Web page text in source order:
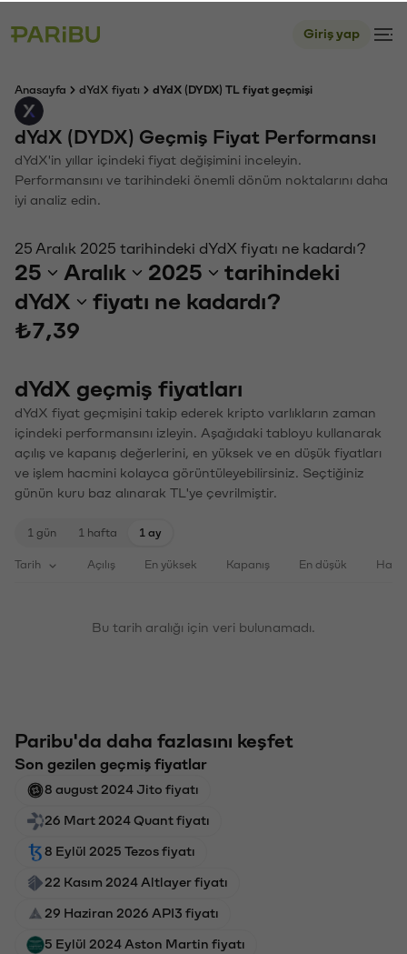
Giriş yap
Anasayfa dYdX fiyatı dYdX (DYDX) TL fiyat geçmişi
dYdX (DYDX) Geçmiş Fiyat Performansı
dYdX'in yıllar içindeki fiyat değişimini inceleyin.
Performansını ve tarihindeki önemli dönüm noktalarını daha
iyi analiz edin.
25 Aralık 2025 tarihindeki dYdX fiyatı ne kadardı?
25 Aralık 2025
tarihindeki
dYdX
fiyatı ne kadardı?
₺7,39
dYdX geçmiş fiyatları
dYdX fiyat geçmişini takip ederek kripto varlıkların zaman
içindeki performansını izleyin. Aşağıdaki tabloyu kullanarak
açılış ve kapanış değerlerini, en yüksek ve en düşük fiyatları
ve işlem hacmini kolayca görüntüleyebilirsiniz. Seçtiğiniz
günün kuru baz alınarak TL'ye çevrilmiştir.
1 gün 1 hafta 1 ay
Tarih Açılış En yüksek Kapanış En düşük
Bu tarih aralığı için veri bulunamadı.
Paribu'da daha fazlasını keşfet
Son gezilen geçmiş fiyatlar
8 august 2024 Jito fiyatı
26 Mart 2024 Quant fiyatı
8 Eylül 2025 Tezos fiyatı
22 Kasım 2024 Altlayer fiyatı
29 Haziran 2026 API3 fiyatı
5 Eylül 2024 Aston Martin fiyatı